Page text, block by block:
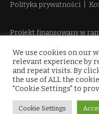
Polityka prywatności
Projekt finansowany w
więcej informacji
We use cookies on our
relevant experience by
and repeat visits. By
the use of ALL the
"Cookie Settings" to
Cookie Settings